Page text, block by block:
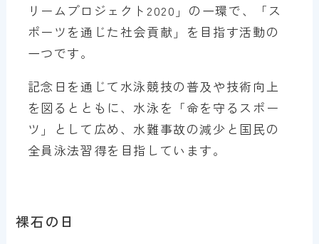
リームプロジェクト2020」の一環で、「ス
ポーツを通じた社会貢献」を目指す活動の
一つです。
記念日を通じて水泳競技の普及や技術向上
を図るとともに、水泳を「命を守るスポー
ツ」として広め、水難事故の減少と国民の
全員泳法習得を目指しています。
裸石の日